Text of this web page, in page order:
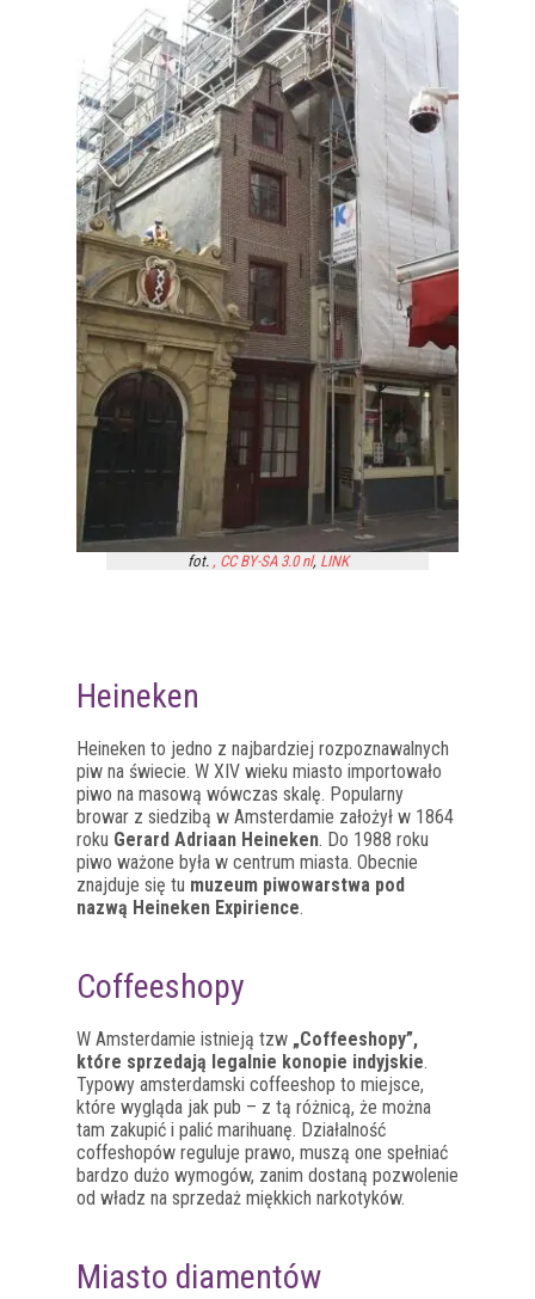
fot. , CC BY-SA 3.0 nl, LINK
Heineken
Heineken to jedno z najbardziej rozpoznawalnych
piw na świecie. W XIV wieku miasto importowało
piwo na masową wówczas skalę. Popularny
browar z siedzibą w Amsterdamie założył w 1864
roku Gerard Adriaan Heineken. Do 1988 roku
piwo ważone była w centrum miasta. Obecnie
znajduje się tu muzeum piwowarstwa pod
nazwą Heineken Expirience.
Coffeeshopy
W Amsterdamie istnieją tzw „Coffeeshopy”,
które sprzedają legalnie konopie indyjskie.
Typowy amsterdamski coffeeshop to miejsce,
które wygląda jak pub – z tą różnicą, że można
tam zakupić i palić marihuanę. Działalność
coffeshopów reguluje prawo, muszą one spełniać
bardzo dużo wymogów, zanim dostaną pozwolenie
od władz na sprzedaż miękkich narkotyków.
Miasto diamentów